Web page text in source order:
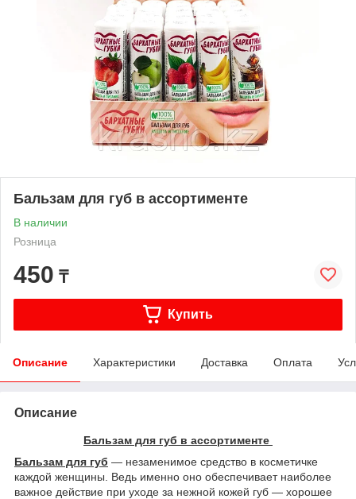
Бальзам для губ в ассортименте
В наличии
Розница
450 ₸
Купить
Описание Характеристики Доставка Оплата
Описание
Бальзам для губ в ассортименте
Бальзам для губ — незаменимое средство в косметичке
каждой женщины. Ведь именно оно обеспечивает наиболее
важное действие при уходе за нежной кожей губ — хорошее